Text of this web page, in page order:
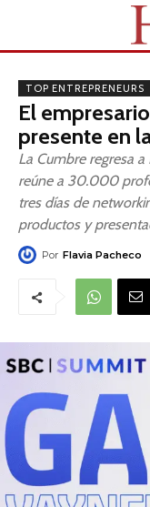
TOP ENTREPRENEURS
El
presente en
La Cumbre regresa
reúne a 30.000
tres días de
productos y
Por Flavia Pacheco